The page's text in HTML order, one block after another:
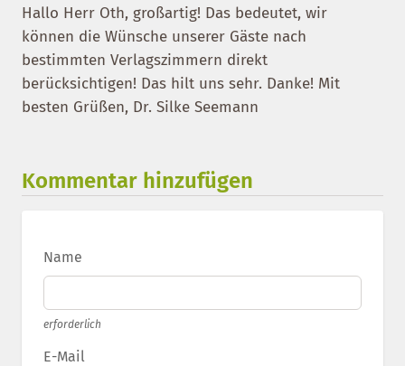
Hallo Herr Oth, großartig! Das bedeutet, wir
können die Wünsche unserer Gäste nach
bestimmten Verlagszimmern direkt
berücksichtigen! Das hilt uns sehr. Danke! Mit
besten Grüßen, Dr. Silke Seemann
Kommentar hinzufügen
Name
erforderlich
E-Mail